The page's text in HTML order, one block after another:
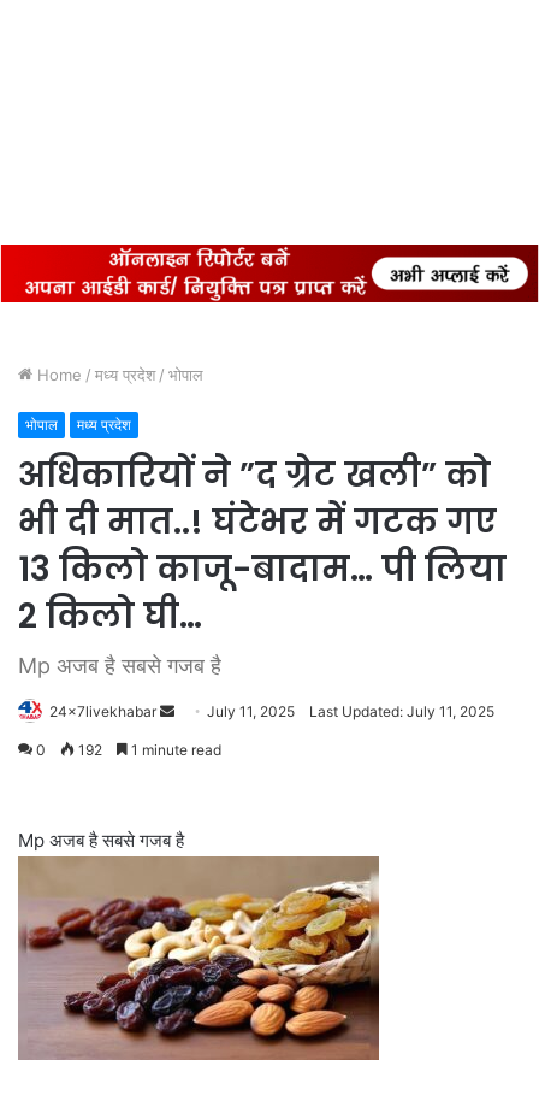
Home / मध्य प्रदेश / भोपाल
भोपाल मध्य प्रदेश
अधिकारियों ने ”द ग्रेट खली” को
भी दी मात..! घंटेभर में गटक गए
13 किलो काजू-बादाम… पी लिया
2 किलो घी…
Mp अजब है सबसे गजब है
24x7livekhabar
SendJuly 11, 2025 Last Updated: July 11, 2025
0 192 1 minute read
Mp अजब है सबसे गजब है